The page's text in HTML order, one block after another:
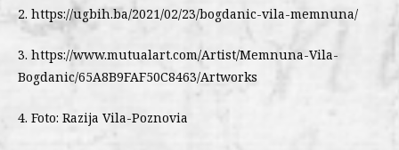
2. https://ugbih.ba/2021/02/23/bogdanic-vila-memnuna/
3. https://www.mutualart.com/Artist/Memnuna-Vila-
Bogdanic/65A8B9FAF50C8463/Artworks
4. Foto: Razija Vila-Poznovia